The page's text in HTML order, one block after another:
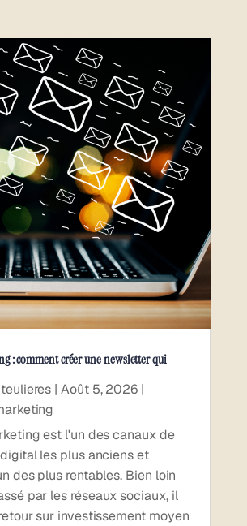
: comment créer une newsletter qui
|Août 5, 2026 |
est l'un des canaux de
les plus anciens et
des plus rentables. Bien loin
par les réseaux sociaux, il
sur investissement moyen